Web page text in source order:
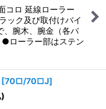
コロ 延線ローラー
ク及び取付けバイ
、腕木、腕金（各バ
ローラー部はステン
[70□/70□J]